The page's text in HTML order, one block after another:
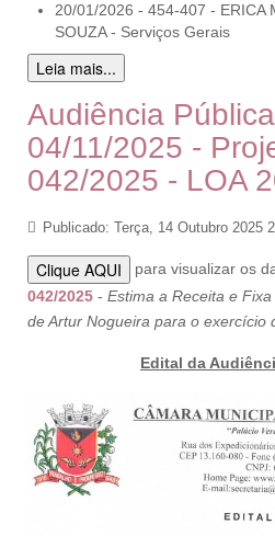
20/01/2026 - 454-407 - ERICA
SOUZA - Serviços Gerais
Leia mais...
Audiência
04/11/2025 -
042/2025 - LOA
Publicado: Terça, 14 Outubro 2025
Clique AQUI para visualizar os
042/2025 - Estima a Receita e
de Artur Nogueira para o exercício
Edital da